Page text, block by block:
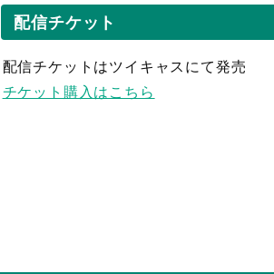
配信チケット
配信チケットはツイキャスにて発売
チケット購入はこちら